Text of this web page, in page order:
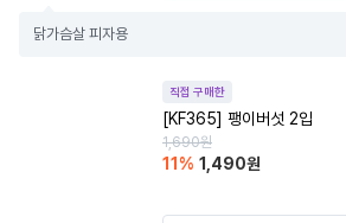
닭가슴살 피자용
직접 구매한
[KF365] 팽이버섯 2입
1,690원
11 % 1,490원